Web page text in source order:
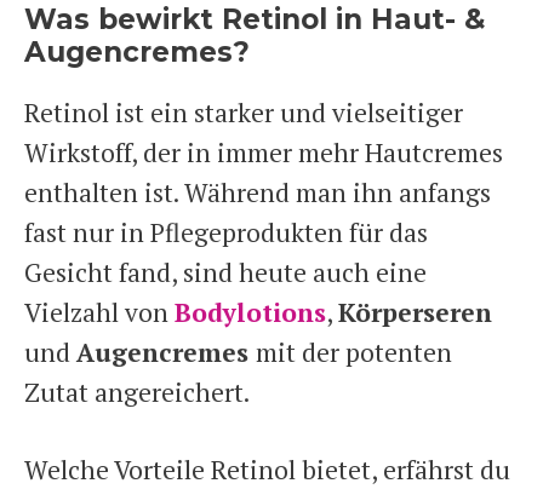
Was bewirkt Retinol in Haut- &
Augencremes?
Retinol ist ein starker und vielseitiger
Wirkstoff, der in immer mehr Hautcremes
enthalten ist. Während man ihn anfangs
fast nur in Pflegeprodukten für das
Gesicht fand, sind heute auch eine
Vielzahl vonBodylotions,Körperseren
undAugencremes mit der potenten
Zutat angereichert.
Welche Vorteile Retinol bietet, erfährst du